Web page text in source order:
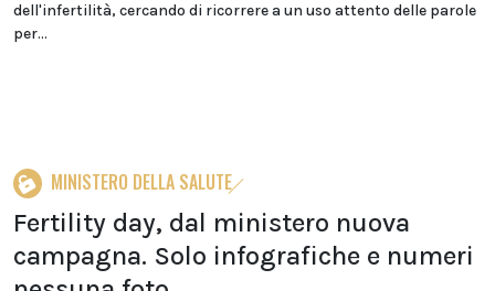
dell'infertilità, cercando di ricorrere a un uso attento delle parole
per...
MINISTERO DELLA SALUTE
Fertility day, dal ministero nuova
campagna. Solo infografiche e numeri